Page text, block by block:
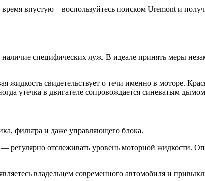
время впустую – воспользуйтесь поиском Uremont и
специфических луж. В идеале принять меры
жидкость свидетельствует о течи именно в моторе.
утечка в двигателе сопровождается синеватым
фильтра и даже управляющего блока.
отслеживать уровень моторной жидкости.
владельцем современного автомобиля и